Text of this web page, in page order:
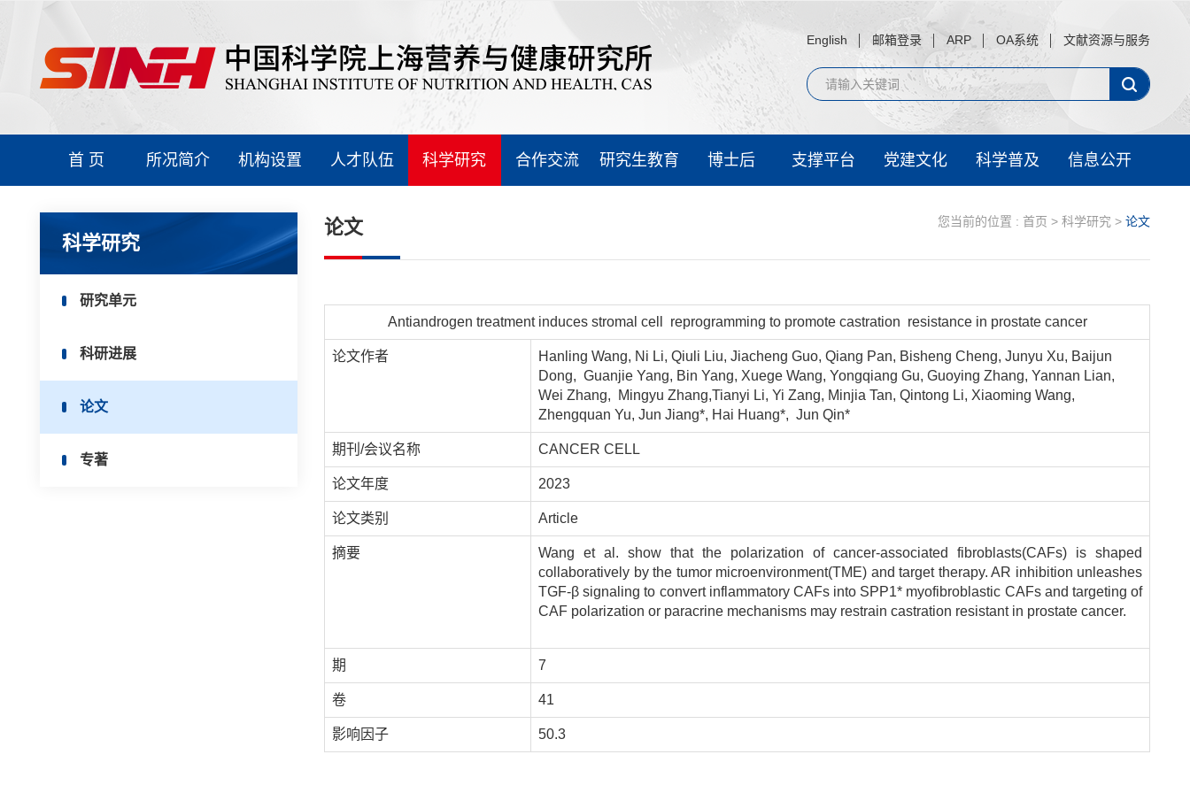
English 邮箱登录 ARP OA系统 文献资源与服务
首 页 所况简介 机构设置 人才队伍 科学研究 合作交流 研究生教育 博士后 支撑平台 党建文化 科学普及 信息公开
科学研究
研究单元
科研进展
论文
专著
论文 您当前的位置 : 首页 > 科学研究 > 论文
Antiandrogen treatment induces stromal cell reprogramming to promote castration resistance in prostate cancer
论文作者
Hanling Wang, Ni Li, Qiuli Liu, Jiacheng Guo, Qiang Pan, Bisheng Cheng, Junyu Xu, Baijun
Dong, Guanjie Yang, Bin Yang, Xuege Wang, Yongqiang Gu, Guoying Zhang, Yannan Lian,
Wei Zhang, Mingyu Zhang,Tianyi Li, Yi Zang, Minjia Tan, Qintong Li, Xiaoming Wang,
Zhengquan Yu, Jun Jiang*, Hai Huang*, Jun Qin*
期刊/会议名称 CANCER CELL
论文年度 2023
论文类别 Article
摘要
Wang et al. show that the polarization of cancer-associated fibroblasts(CAFs) is shaped
collaboratively by the tumor microenvironment(TME) and target therapy. AR inhibition unleashes
TGF-β signaling to convert inflammatory CAFs into SPP1* myofibroblastic CAFs and targeting of
CAF polarization or paracrine mechanisms may restrain castration resistant in prostate cancer.
期 7
卷 41
影响因子 50.3